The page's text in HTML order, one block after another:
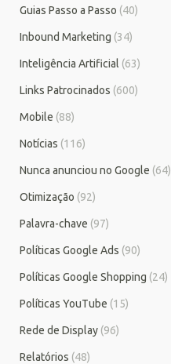
Guias Passo a Passo (40)
Inbound Marketing (34)
Inteligência Artificial (63)
Links Patrocinados (600)
Mobile (88)
Notícias (116)
Nunca anunciou no Google (64)
Otimização (92)
Palavra-chave (97)
Políticas Google Ads (90)
Políticas Google Shopping (24)
Políticas YouTube (15)
Rede de Display (96)
Relatórios (48)